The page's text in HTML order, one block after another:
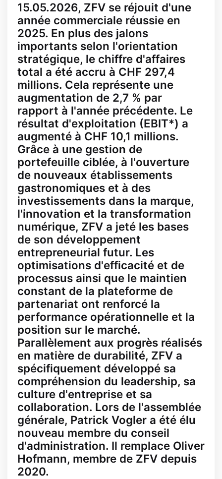
15.05.2026, ZFV se réjouit d'une
année commerciale réussie en
2025. En plus des jalons
importants selon l'orientation
stratégique, le chiffre d'affaires
total a été accru à CHF 297,4
millions. Cela représente une
augmentation de 2,7 % par
rapport à l'année précédente. Le
résultat d'exploitation (EBIT*) a
augmenté à CHF 10,1 millions.
Grâce à une gestion de
portefeuille ciblée, à l'ouverture
de nouveaux établissements
gastronomiques et à des
investissements dans la marque,
l'innovation et la transformation
numérique, ZFV a jeté les bases
de son développement
entrepreneurial futur. Les
optimisations d'efficacité et de
processus ainsi que le maintien
constant de la plateforme de
partenariat ont renforcé la
performance opérationnelle et la
position sur le marché.
Parallèlement aux progrès réalisés
en matière de durabilité, ZFV a
spécifiquement développé sa
compréhension du leadership, sa
culture d'entreprise et sa
collaboration. Lors de l'assemblée
générale, Patrick Vogler a été élu
nouveau membre du conseil
d'administration. Il remplace Oliver
Hofmann, membre de ZFV depuis
2020.